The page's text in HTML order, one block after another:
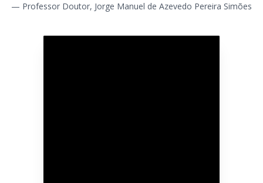
— Professor Doutor, Jorge Manuel de Azevedo Pereira Simões